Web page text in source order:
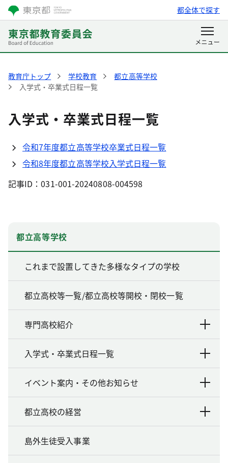
都全体で探す
教育庁トップ 学校教育
都立高等学校
入学式・卒業式日程一覧
入学式・卒業式日程一覧
令和7年度都立高等学校卒業式日程一覧
令和8年度都立高等学校入学式日程一覧
記事ID：031-001-20240808-004598
都立高等学校
これまで設置してきた多様なタイプの学校
都立高校等一覧/都立高校等開校・閉校一覧
専門高校紹介
入学式・卒業式日程一覧
イベント案内・その他お知らせ
都立高校の経営
島外生徒受入事業